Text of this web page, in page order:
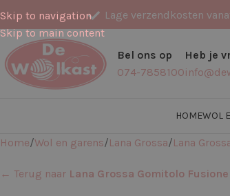
Skip to navigation
Skip to main content
Lage verzendkosten
Bel ons op
074-7858100
Heb je
HOMEWOL
Home Wol en garens Lana Grossa Lana
← Terug naar Lana Grossa Gomitolo Fusione